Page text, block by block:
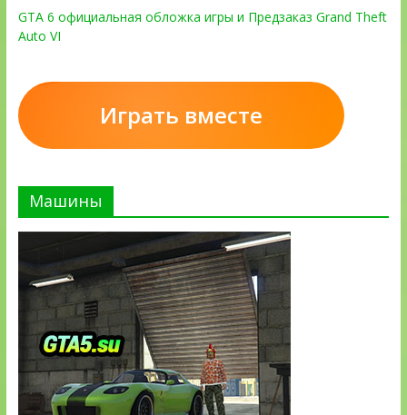
GTA 6 официальная обложка игры и Предзаказ Grand Theft
Auto VI
Играть вместе
Машины